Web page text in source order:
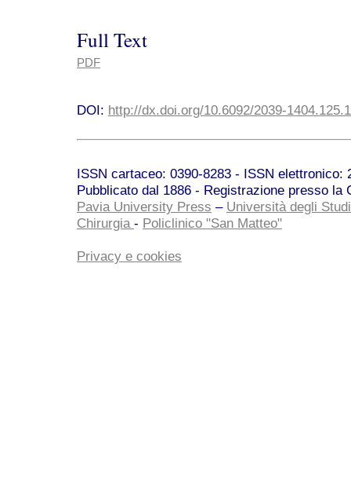
Full Text
PDF
DOI: http://dx.doi.org/10.6092/2039-
ISSN cartaceo: 0390-8283 - ISSN
Pubblicato dal 1886 - Registrazione presso la
Pavia University Press – Università degli
Chirurgia - Policlinico "San Matteo"
Privacy e cookies